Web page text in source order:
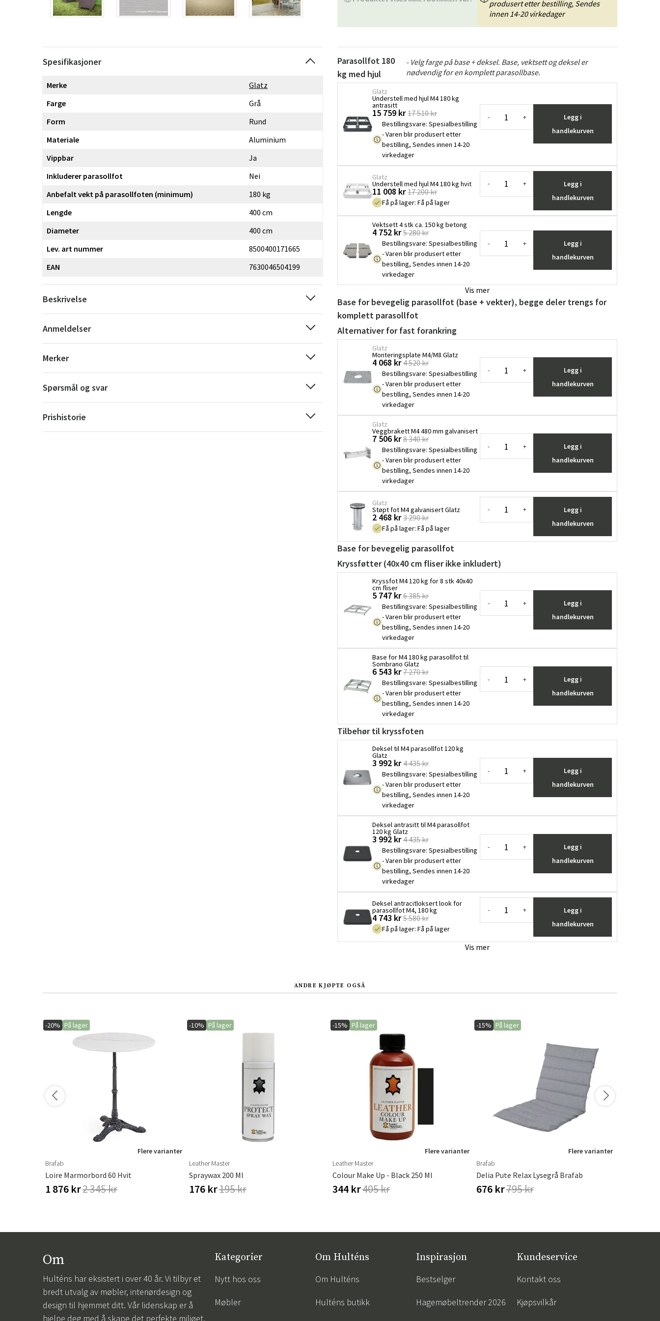
Suomi
produsert etter bestilling, Sendes
innen 14-20 virkedager
Spesifikasjoner
Merke
Glatz
Farge
Grå
Form
Rund
Materiale
Aluminium
Vippbar
Ja
Inkluderer parasollfot
Nei
Anbefalt vekt på parasollfoten (minimum)
180 kg
Lengde
400 cm
Diameter
400 cm
Lev. art nummer
8500400171665
EAN
7630046504199
Beskrivelse
Anmeldelser
Merker
Spørsmål og svar
Prishistorie
Parasollfot 180
kg med hjul
- Velg farge på base + deksel. Base, vektsett og deksel er
nødvendig for en komplett parasollbase.
Glatz
Understell med hjul M4 180 kg
antrasitt
15 759 kr 17 510 kr
Bestillingsvare: Spesialbestilling
- Varen blir produsert etter
bestilling, Sendes innen 14-20
virkedager
- +
Legg i
handlekurven
Glatz
Understell med hjul M4 180 kg hvit
11 008 kr 17 200 kr
Få på lager: Få på lager
- +
Legg i
handlekurven
Vektsett 4 stk ca. 150 kg betong
4 752 kr 5 280 kr
Bestillingsvare: Spesialbestilling
- Varen blir produsert etter
bestilling, Sendes innen 14-20
virkedager
- +
Legg i
handlekurven
Vis mer
Base for bevegelig parasollfot (base + vekter), begge deler trengs for
komplett parasollfot
Alternativer for fast forankring
Glatz
Monteringsplate M4/M8 Glatz ​
4 068 kr 4 520 kr
Bestillingsvare: Spesialbestilling
- Varen blir produsert etter
bestilling, Sendes innen 14-20
virkedager
- +
Legg i
handlekurven
Glatz
Veggbrakett M4 480 mm galvanisert
7 506 kr 8 340 kr
Bestillingsvare: Spesialbestilling
- Varen blir produsert etter
bestilling, Sendes innen 14-20
virkedager
- +
Legg i
handlekurven
Glatz
Støpt fot M4 galvanisert Glatz
2 468 kr 3 290 kr
Få på lager: Få på lager
- +
Legg i
handlekurven
Base for bevegelig parasollfot
Kryssføtter (40x40 cm fliser ikke inkludert)
Kryssfot M4 120 kg for 8 stk 40x40
cm fliser
5 747 kr 6 385 kr
Bestillingsvare: Spesialbestilling
- Varen blir produsert etter
bestilling, Sendes innen 14-20
virkedager
- +
Legg i
handlekurven
Base for M4 180 kg parasollfot til
Sombrano Glatz
6 543 kr 7 270 kr
Bestillingsvare: Spesialbestilling
- Varen blir produsert etter
bestilling, Sendes innen 14-20
virkedager
- +
Legg i
handlekurven
Tilbehør til kryssfoten
Deksel til M4 parasollfot 120 kg
Glatz
3 992 kr 4 435 kr
Bestillingsvare: Spesialbestilling
- Varen blir produsert etter
bestilling, Sendes innen 14-20
virkedager
- +
Legg i
handlekurven
Deksel antrasitt til M4 parasollfot
120 kg Glatz
3 992 kr 4 435 kr
Bestillingsvare: Spesialbestilling
- Varen blir produsert etter
bestilling, Sendes innen 14-20
virkedager
- +
Legg i
handlekurven
Deksel antracitloksert look for
parasollfot M4, 180 kg
4 743 kr 5 580 kr
Få på lager: Få på lager
- +
Legg i
handlekurven
Vis mer
ANDRE KJØPTE OGSÅ
-20% På lager
Flere varianter
Brafab
Loire Marmorbord 60 Hvit
1 876 kr2 345 kr
-10% På lager
Leather Master
Spraywax 200 Ml
176 kr195 kr
-15% På lager
Flere varianter
Leather Master
Colour Make Up - Black 250 Ml
344 kr405 kr
-15% På lager
Flere varianter
Brafab
Delia Pute Relax Lysegrå Brafab
676 kr795 kr
Om
Hulténs har eksistert i over 40 år. Vi tilbyr et
bredt utvalg av møbler, interiørdesign og
design til hjemmet ditt. Vår lidenskap er å
hjelpe deg med å skape det perfekte miljøet,
Kategorier
Nytt hos oss
Møbler
Om Hulténs
Om Hulténs
Hulténs butikk
Inspirasjon
Bestselger
Hagemøbeltrender 2026
Kundeservice
Kontakt oss
Kjøpsvilkår